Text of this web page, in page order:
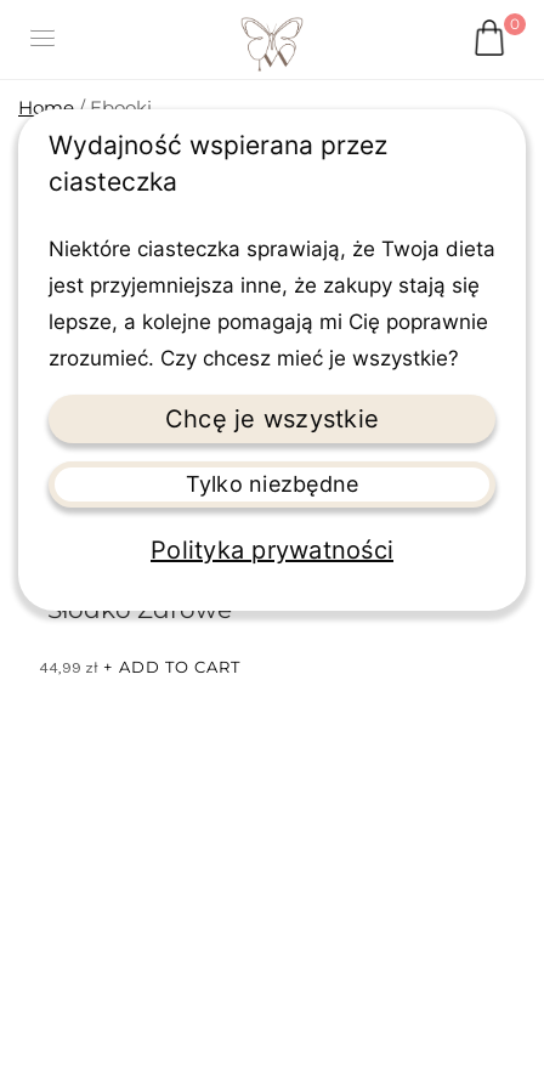
0
Home / Ebooki
Ebooki
Słodko Zdrowe
44,99 zł ADD TO CART
Niektóre ciasteczka sprawiają, że Twoja dieta
jest przyjemniejsza inne, że zakupy stają się
lepsze, a kolejne pomagają mi Cię poprawnie
zrozumieć. Czy chcesz mieć je wszystkie?
Chcę je wszystkie
Tylko niezbędne
Polityka prywatności